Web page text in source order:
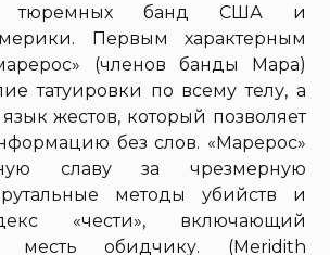
тюремных банд США и
Первым характерным
(членов банды Мара)
татуировки по всему телу, а
жестов, который позволяет
без слов. «Марерос»
славу за чрезмерную
методы убийств и
«чести», включающий
месть обидчику. (Meridith